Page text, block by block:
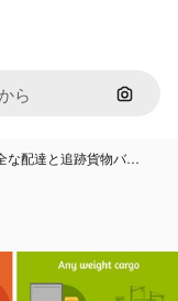
画像で
な配達と追跡貨物バ…